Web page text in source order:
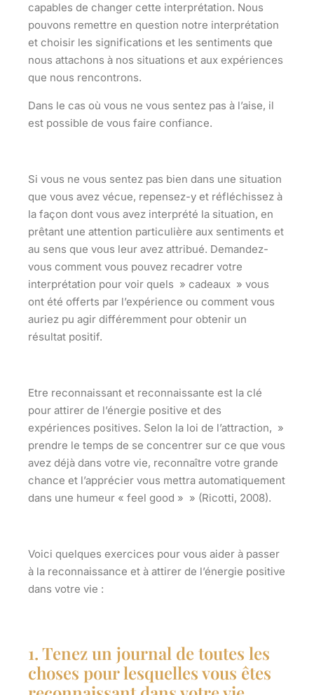
capables de changer cette interprétation. Nous
pouvons remettre en question notre interprétation
et choisir les significations et les sentiments que
nous attachons à nos situations et aux expériences
que nous rencontrons.
Dans le cas où vous ne vous sentez pas à l’aise, il
est possible de vous faire confiance.
Si vous ne vous sentez pas bien dans une situation
que vous avez vécue, repensez-y et réfléchissez à
la façon dont vous avez interprété la situation, en
prêtant une attention particulière aux sentiments et
au sens que vous leur avez attribué. Demandez-
vous comment vous pouvez recadrer votre
interprétation pour voir quels » cadeaux » vous
ont été offerts par l’expérience ou comment vous
auriez pu agir différemment pour obtenir un
résultat positif.
Etre reconnaissant et reconnaissante est la clé
pour attirer de l’énergie positive et des
expériences positives. Selon la loi de l’attraction, »
prendre le temps de se concentrer sur ce que vous
avez déjà dans votre vie, reconnaître votre grande
chance et l’apprécier vous mettra automatiquement
dans une humeur « feel good » » (Ricotti, 2008).
Voici quelques exercices pour vous aider à passer
à la reconnaissance et à attirer de l’énergie positive
dans votre vie :
1. Tenez un journal de toutes les
choses pour lesquelles vous êtes